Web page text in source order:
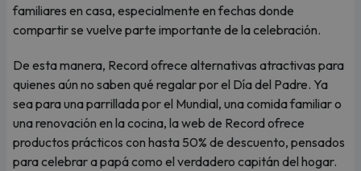
familiares en casa, especialmente en fechas donde
compartir se vuelve parte importante de la celebración.
De esta manera, Record ofrece alternativas atractivas para
quienes aún no saben qué regalar por el Día del Padre. Ya
sea para una parrillada por el Mundial, una comida familiar o
una renovación en la cocina, la web de Record ofrece
productos prácticos con hasta 50% de descuento, pensados
para celebrar a papá como el verdadero capitán del hogar.